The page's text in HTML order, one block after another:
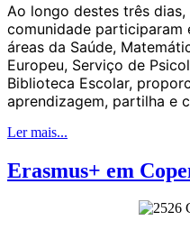
Ao longo destes três
comunidade participaram
áreas da Saúde,
Europeu, Serviço de
Biblioteca Escolar,
aprendizagem, partilha e
Ler mais...
Erasmus+ em